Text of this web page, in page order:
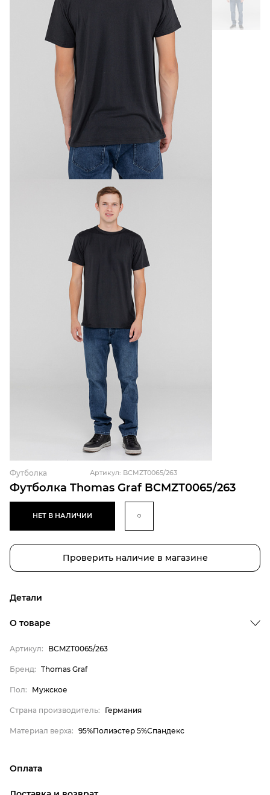
Футболка Thomas Graf BCMZT0065/263
Футболка Артикул: BCMZT0065/263
НЕТ В НАЛИЧИИ
Проверить наличие в магазине
Детали
Материал верха
Thomas Graf
Мужское
О товаре
Артикул: BCMZT0065/263
Бренд: Thomas Graf
Пол: Мужское
Страна производитель: Германия
Материал верха: 95%Полиэстер 5%Спандекс
Оплата